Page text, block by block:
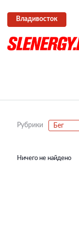
Владивосток
Рубрики Бег
Ничего не найдено